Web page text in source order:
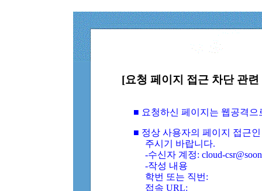
[요청 페이지 접근 차단 관
■ 요청하신 페이지는 웹공격
■ 정상 사용자의 페이지 접근
주시기 바랍니다.
-수신자 계정: cloud-
-작성 내용
학번 또는 직번:
접속 URL: